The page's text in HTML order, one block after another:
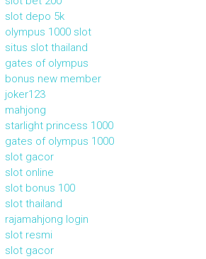
slot depo 5k
olympus 1000 slot
situs slot thailand
gates of olympus
bonus new member
joker123
mahjong
starlight princess 1000
gates of olympus 1000
slot gacor
slot online
slot bonus 100
slot thailand
rajamahjong login
slot resmi
slot gacor